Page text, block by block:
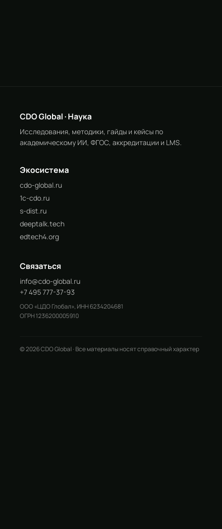
CDO Global · Наука
Исследования, методики, гайды и кейсы по
академическому ИИ, ФГОС, аккредитации и LMS.
Экосистема
cdo-global.ru
1c-cdo.ru
s-dist.ru
deeptalk.tech
edtech4.org
Связаться
info@cdo-global.ru
+7 495 777-37-93
ООО «ЦДО Глобал», ИНН 6234204681
ОГРН 1236200005910
© 2026 CDO Global · Все материалы носят справочный характер